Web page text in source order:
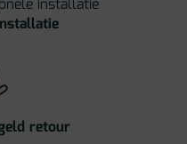
retour